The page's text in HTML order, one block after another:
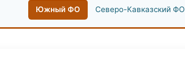
Южный ФО Северо-Кавказский ФО